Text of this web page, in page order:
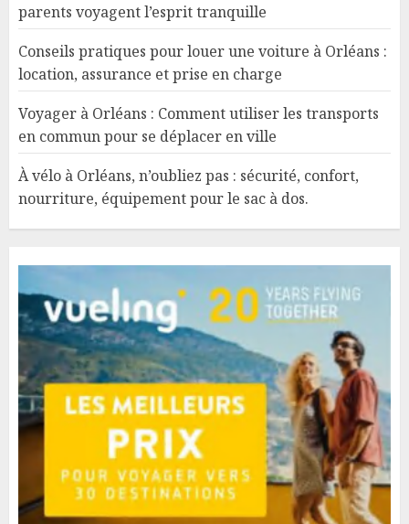
parents voyagent l’esprit tranquille
Conseils pratiques pour louer une voiture à Orléans :
location, assurance et prise en charge
Voyager à Orléans : Comment utiliser les transports
en commun pour se déplacer en ville
À vélo à Orléans, n’oubliez pas : sécurité, confort,
nourriture, équipement pour le sac à dos.